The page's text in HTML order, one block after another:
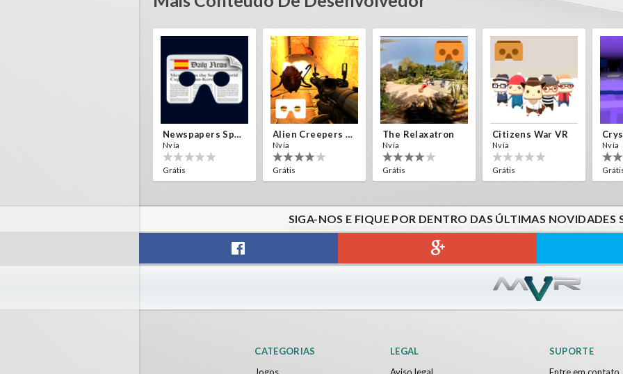
Newspapers Spain VR
Nvía
Grátis
Alien Creepers VR
Nvía
Grátis
The Relaxatron
Nvía
Grátis
Citizens War VR
Nvía
Grátis
Nvía
SIGA-NOS E FIQUE POR DENTRO DAS ÚLTIMAS NOVIDADES
CATEGORIAS
LEGAL
SUPORTE